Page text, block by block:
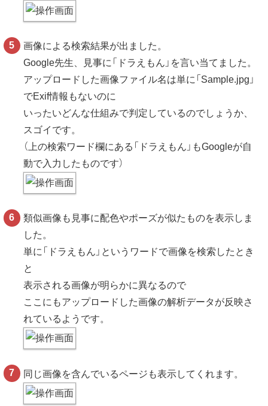
画像による検索結果が出ました。
Google先生、見事に「ドラえもん」を言い当てました。
アップロードした画像ファイル名は単に「Sample.jpg」
でExif情報もないのに
いったいどんな仕組みで判定しているのでしょうか、
スゴイです。
（上の検索ワード欄にある「ドラえもん」もGoogleが自
動で入力したものです）
類似画像も見事に配色やポーズが似たものを表示しま
した。
単に「ドラえもん」というワードで画像を検索したとき
と
表示される画像が明らかに異なるので
ここにもアップロードした画像の解析データが反映さ
れているようです。
同じ画像を含んでいるページも表示してくれます。